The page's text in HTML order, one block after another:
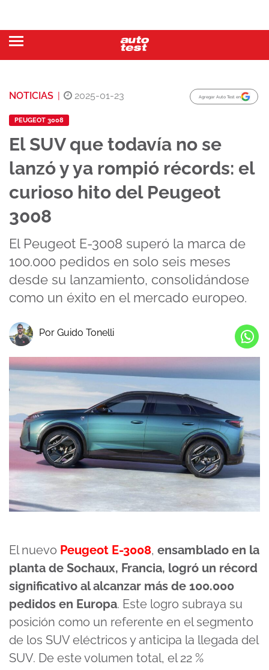
NOTICIAS | 2025-01-23 Agregar Auto Test en
PEUGEOT 3008
El SUV que todavía no se
lanzó y ya rompió récords: el
curioso hito del Peugeot
3008
El Peugeot E-3008 superó la marca de
100.000 pedidos en solo seis meses
desde su lanzamiento, consolidándose
como un éxito en el mercado europeo.
Por Guido Tonelli
El nuevo Peugeot E-3008, ensamblado en la
planta de Sochaux, Francia, logró un récord
significativo al alcanzar más de 100.000
pedidos en Europa. Este logro subraya su
posición como un referente en el segmento
de los SUV eléctricos y anticipa la llegada del
SUV. De este volumen total, el 22 %